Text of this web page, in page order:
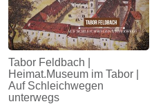
Tabor Feldbach |
Heimat.Museum im Tabor |
Auf Schleichwegen
unterwegs